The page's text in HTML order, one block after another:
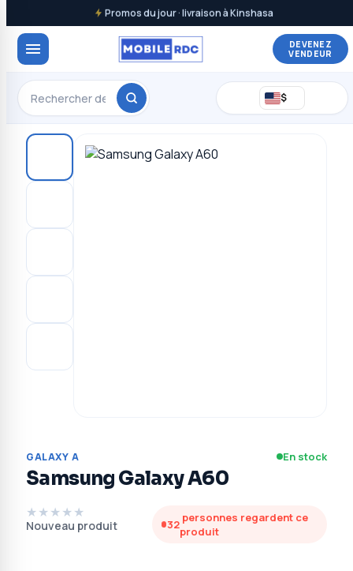
Promos du jour · livraison à Kinshasa
DEVENEZ
VENDEUR
$
GALAXY A En stock
Samsung Galaxy A60
★★★★★
Nouveau produit 32 personnes regardent ce
produit